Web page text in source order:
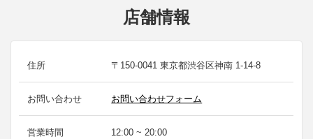
店舗情報
住所 〒150-0041 東京都渋谷区神南 1-14-8
お問い合わせ お問い合わせフォーム
営業時間 12:00 ~ 20:00